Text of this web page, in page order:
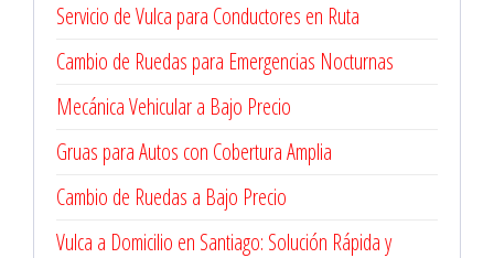
Servicio de Vulca para Conductores en Ruta
Cambio de Ruedas para Emergencias Nocturnas
Mecánica Vehicular a Bajo Precio
Gruas para Autos con Cobertura Amplia
Cambio de Ruedas a Bajo Precio
Vulca a Domicilio en Santiago: Solución Rápida y